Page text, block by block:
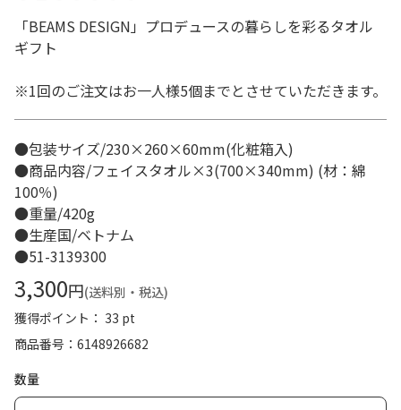
「BEAMS DESIGN」プロデュースの暮らしを彩るタオル
ギフト
※1回のご注文はお一人様5個までとさせていただきます。
●包装サイズ/230×260×60mm(化粧箱入)
●商品内容/フェイスタオル×3(700×340mm) (材：綿
100％)
●重量/420g
●生産国/ベトナム
●51-3139300
3,300円(送料別・税込)
獲得ポイント： 33 pt
商品番号
6148926682
数量